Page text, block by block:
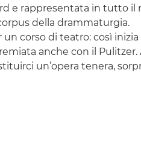
e rappresentata in tutto
della drammaturgia.
corso di teatro: così inizia
anche con il
un’opera tenera,